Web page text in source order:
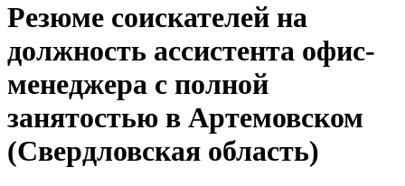
Резюме соискателей на
должность ассистента офис-
менеджера с полной
занятостью в Артемовском
(Свердловская область)